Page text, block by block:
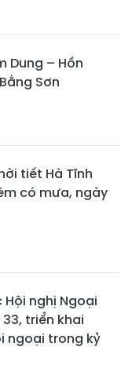
Dung – Hồn
Sơn
tiết Hà Tĩnh
có mưa, ngày
Hội nghị Ngoại
triển khai
ngoại trong kỷ